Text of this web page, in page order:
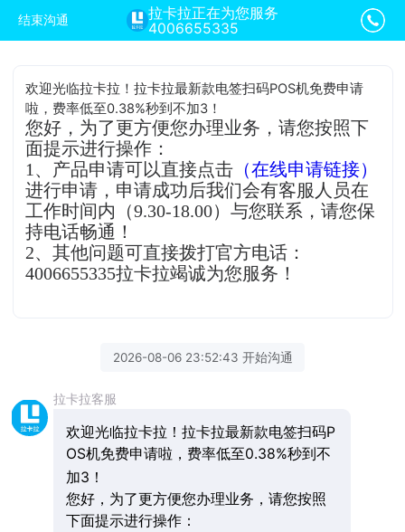
结束沟通
拉卡拉正在为您服务
4006655335
欢迎光临拉卡拉！拉卡拉最新款电签扫码POS机免费申请
啦，费率低至0.38%秒到不加3！
您好，为了更方便您办理业务，请您按照下
面提示进行操作：
1、产品申请可以直接点击 （在线申请链接）
进行申请，申请成功后我们会有客服人员在
工作时间内（9.30-18.00）与您联系，请您保
持电话畅通！
2、其他问题可直接拨打官方电话：
4006655335拉卡拉竭诚为您服务！
2026-08-06 23:52:43 开始沟通
拉卡拉客服
欢迎光临拉卡拉！拉卡拉最新款电签扫码P
OS机免费申请啦，费率低至0.38%秒到不
加3！
您好，为了更方便您办理业务，请您按照
下面提示进行操作：